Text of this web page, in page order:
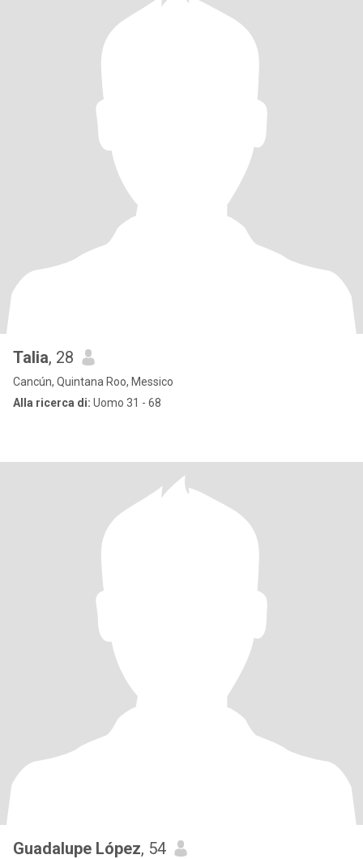
Talia, 28
Cancún, Quintana Roo, Messico
Alla ricerca di: Uomo 31 - 68
Guadalupe López, 54